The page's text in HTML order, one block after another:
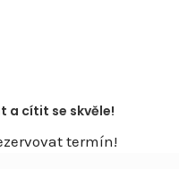
a cítit se skvěle!
termín!